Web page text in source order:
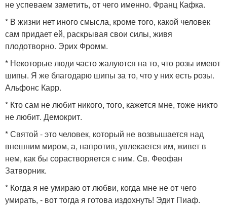
не успеваем заметить, от чего именно. Франц Кафка.
* В жизни нет иного смысла, кроме того, какой человек
сам придает ей, раскрывая свои силы, живя
плодотворно. Эрих Фромм.
* Некоторые люди часто жалуются на то, что розы имеют
шипы. Я же благодарю шипы за то, что у них есть розы.
Альфонс Карр.
* Кто сам не любит никого, того, кажется мне, тоже никто
не любит. Демокрит.
* Святой - это человек, который не возвышается над
внешним миром, а, напротив, увлекается им, живет в
нем, как бы сорастворяется с ним. Св. Феофан
Затворник.
* Когда я не умираю от любви, когда мне не от чего
умирать, - вот тогда я готова издохнуть! Эдит Пиаф.